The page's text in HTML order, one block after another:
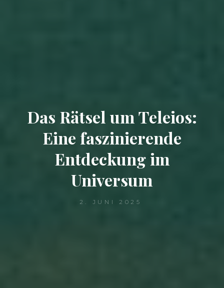
Das Rätsel um Teleios:
Eine faszinierende
Entdeckung im
Universum
2. JUNI 2025